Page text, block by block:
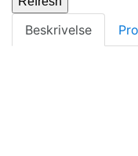
Beskrivelse